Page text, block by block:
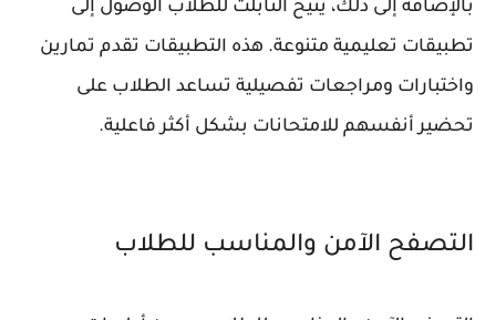
بالإضافة إلى ذلك، يتيح التابلت للطلاب الوصول إلى
تطبيقات تعليمية متنوعة. هذه التطبيقات تقدم تمارين
واختبارات ومراجعات تفصيلية تساعد الطلاب على
تحضير أنفسهم للامتحانات بشكل أكثر فاعلية.
التصفح الآمن والمناسب للطلاب